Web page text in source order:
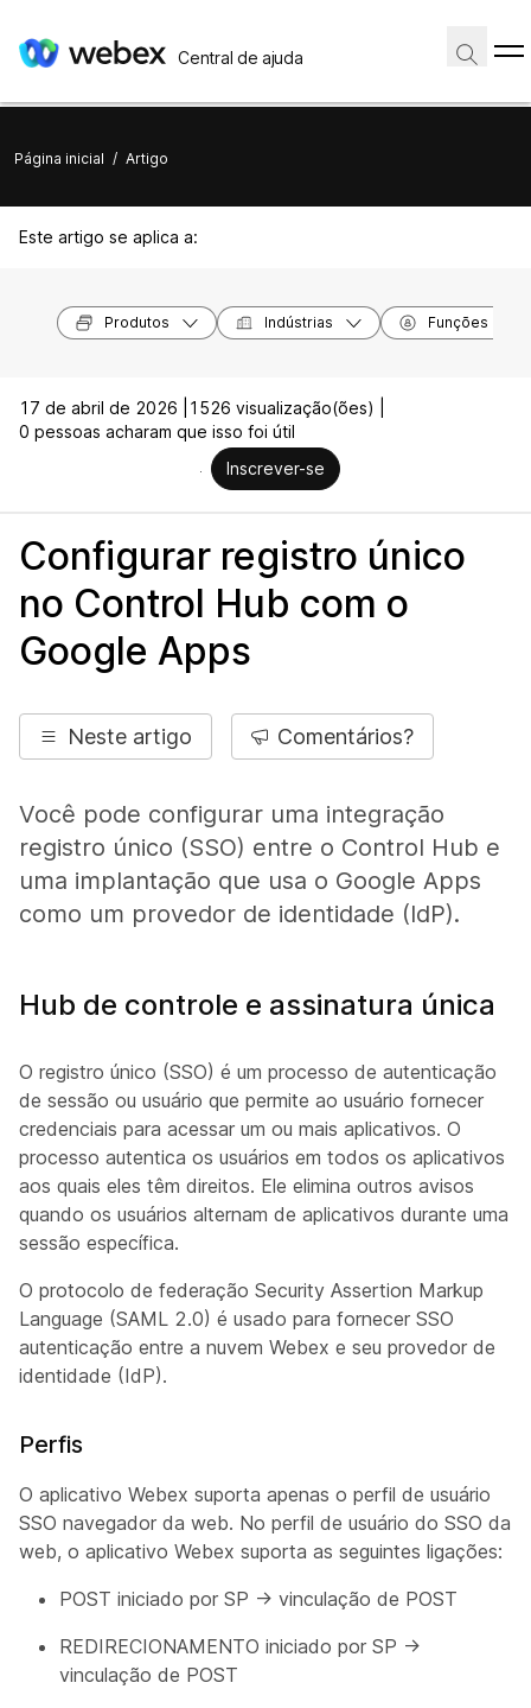
Central de ajuda
Página inicial / Artigo
Este artigo se aplica a:
Produtos Indústrias Funções
17 de abril de 2026 |
1526 visualização(ões) |
0 pessoas acharam que isso foi útil
Inscrever-se
Configurar registro único
no Control Hub com o
Google Apps
Neste artigo Comentários?
Você pode configurar uma integração
registro único (SSO) entre o Control Hub e
uma implantação que usa o Google Apps
como um provedor de identidade (IdP).
Hub de controle e assinatura única
O registro único (SSO) é um processo de autenticação
de sessão ou usuário que permite ao usuário fornecer
credenciais para acessar um ou mais aplicativos. O
processo autentica os usuários em todos os aplicativos
aos quais eles têm direitos. Ele elimina outros avisos
quando os usuários alternam de aplicativos durante uma
sessão específica.
O protocolo de federação Security Assertion Markup
Language (SAML 2.0) é usado para fornecer SSO
autenticação entre a nuvem Webex e seu provedor de
identidade (IdP).
Perfis
O aplicativo Webex suporta apenas o perfil de usuário
SSO navegador da web. No perfil de usuário do SSO da
web, o aplicativo Webex suporta as seguintes ligações:
POST iniciado por SP -> vinculação de POST
REDIRECIONAMENTO iniciado por SP ->
vinculação de POST